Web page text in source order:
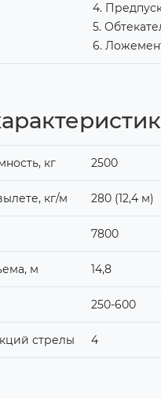
4.
5.
6.
кг 2500
кг/м 280 (12,4 м)
7800
м 14,8
250-600
стрелы 4